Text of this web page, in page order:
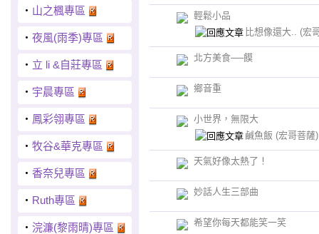
‧ 山之楓專區
‧ 夜風(雨季)專區
‧ 立 li &自莊專區
‧ 宇晨專區
‧ 鳳彩翎專區
‧ 牧谷&華克專區
‧ 香奈兒專區
‧ Ruth專區
‧ 浣濂(黎雨晴)專區
輕鬆小品
比想像還大.. (宏
北方美食──饃
鄉音重
小世界，無限大
鹹魚飯 (宏哥菩薩)
天氣好像太熱了！
妙話人生三部曲
希望你每天都能笑一笑